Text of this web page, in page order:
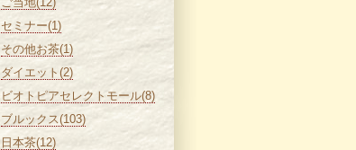
セミナー(1)
その他お茶(1)
ダイエット(2)
ビオトピアセレクトモール(8)
ブルックス(103)
日本茶(12)